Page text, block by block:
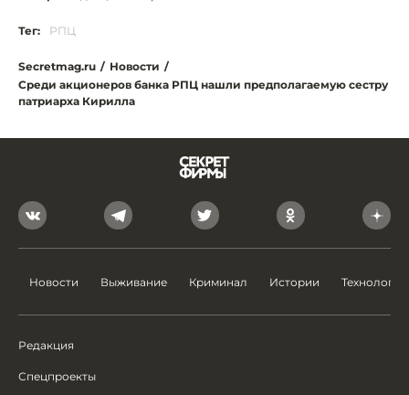
Тег: РПЦ
Secretmag.ru / Новости /
Среди акционеров банка РПЦ нашли предполагаемую сестру
патриархa Кирилла
Новости Выживание Криминал Истории Технологии
Редакция
Спецпроекты